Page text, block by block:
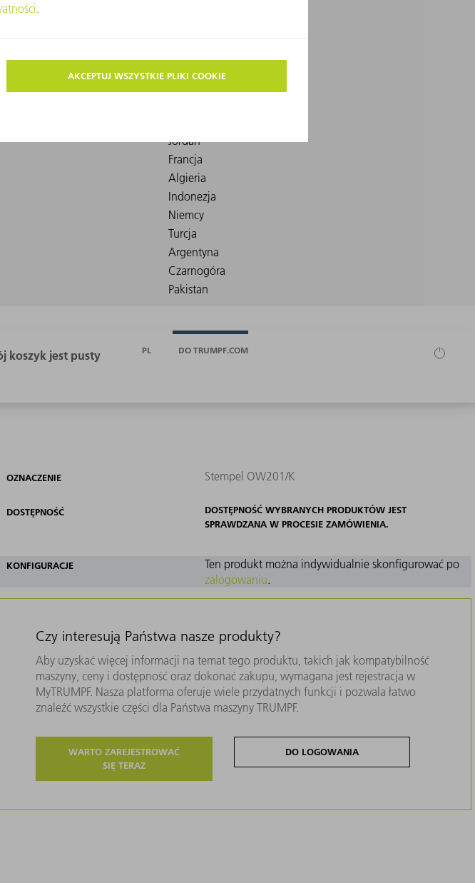
PL DO TRUMPF.COM
OZNACZENIE Stempel OW201/K
DOSTĘPNOŚĆ
DOSTĘPNOŚĆ WYBRANYCH PRODUKTÓW JEST
SPRAWDZANA W PROCESIE ZAMÓWIENIA.
KONFIGURACJE
Ten produkt można indywidualnie skonfigurować po
zalogowaniu.
Czy interesują Państwa nasze produkty?
Aby uzyskać więcej informacji na temat tego produktu, takich jak kompatybilność
maszyny, ceny i dostępność oraz dokonać zakupu, wymagana jest rejestracja w
MyTRUMPF. Nasza platforma oferuje wiele przydatnych funkcji i pozwala łatwo
znaleźć wszystkie części dla Państwa maszyny TRUMPF.
WARTO ZAREJESTROWAĆ
SIĘ TERAZ
DO LOGOWANIA